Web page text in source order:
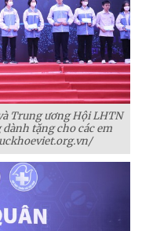
Trung ương Hội LHTN
tặng cho các em